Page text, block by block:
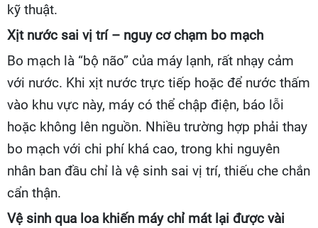
kỹ thuật.
Xịt nước sai vị trí – nguy cơ chạm bo mạch
Bo mạch là “bộ não” của máy lạnh, rất nhạy cảm
với nước. Khi xịt nước trực tiếp hoặc để nước thấm
vào khu vực này, máy có thể chập điện, báo lỗi
hoặc không lên nguồn. Nhiều trường hợp phải thay
bo mạch với chi phí khá cao, trong khi nguyên
nhân ban đầu chỉ là vệ sinh sai vị trí, thiếu che chắn
cẩn thận.
Vệ sinh qua loa khiến máy chỉ mát lại được vài